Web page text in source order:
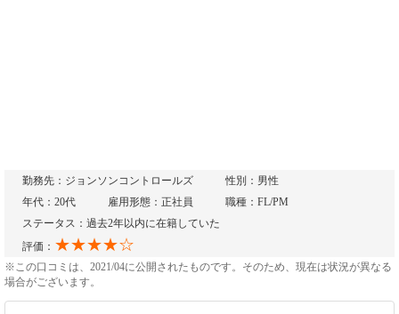
勤務先：ジョンソンコントロールズ
性別：男性
年代：20代
雇用形態：正社員
職種：FL/PM
ステータス：過去2年以内に在籍していた
評価： ★★★★☆
※この口コミは、2021/04に公開されたものです。そのため、現在は状況が異なる
場合がございます。